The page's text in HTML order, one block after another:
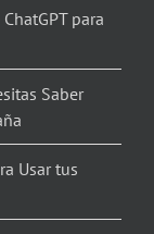
para
Saber
Usar tus